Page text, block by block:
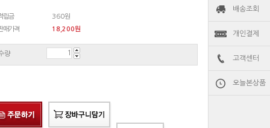
배송조회
개인결제
고객센터
오늘본상품
립금
360원
매가격
18,200원
량